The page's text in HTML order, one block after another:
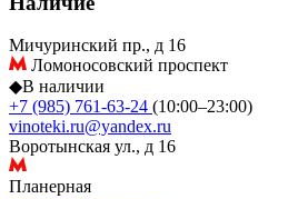
Мичуринский пр., д 16
Ломоносовский проспект
◆В наличии
+7 (985) 761-63-24 (10:00–23:00)
vinoteki.ru@yandex.ru
Воротынская ул., д 16
Планерная